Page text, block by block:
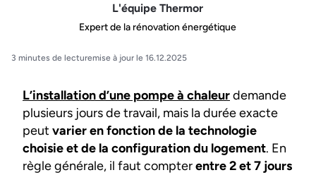
L'équipe Thermor
Expert de la rénovation énergétique
3 minutes de lecturemise à jour le 16.12.2025
L’installation d’une pompe à chaleurdemande
plusieurs jours de travail, mais la durée exacte
peut varier en fonction de la technologie
choisie et de la configuration du logement. En
règle générale, il faut compterentre 2 et 7 jours